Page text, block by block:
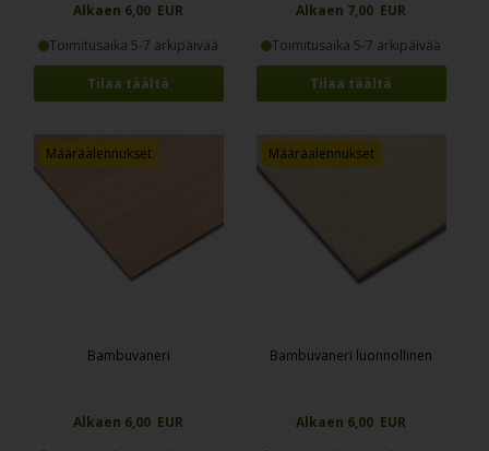
Alkaen 6,00 EUR
Toimitusaika 5-7 arkipäivää
Tilaa täältä
Alkaen 7,00 EUR
Toimitusaika 5-7 arkipäivää
Tilaa täältä
Määräalennukset
Bambuvaneri
Alkaen 6,00 EUR
Määräalennukset
Bambuvaneri luonnollinen
Alkaen 6,00 EUR